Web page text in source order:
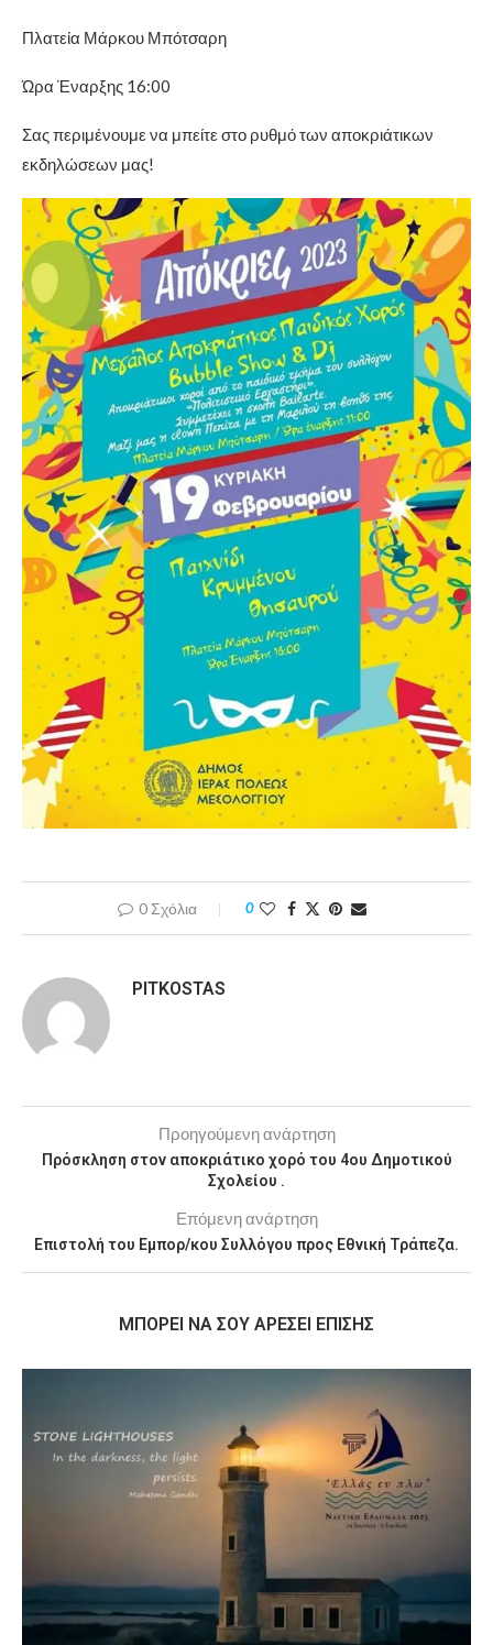
Πλατεία Μάρκου Μπότσαρη
Ώρα Έναρξης 16:00
Σας περιμένουμε να μπείτε στο ρυθμό των αποκριάτικων
εκδηλώσεων μας!
0 Σχόλια 0
PITKOSTAS
Προηγούμενη ανάρτηση
Πρόσκληση στον αποκριάτικο χορό του 4ου Δημοτικού
Σχολείου .
Επόμενη ανάρτηση
Επιστολή του Εμπορ/κου Συλλόγου προς Εθνική Τράπεζα.
MΠΟΡΕΊ ΝΑ ΣΟΥ ΑΡΈΣΕΙ ΕΠΊΣΗΣ